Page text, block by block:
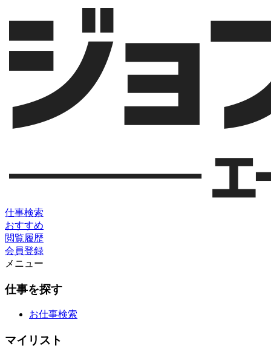
仕事検索
おすすめ
閲覧履歴
会員登録
メニュー
仕事を探す
お仕事検索
マイリスト